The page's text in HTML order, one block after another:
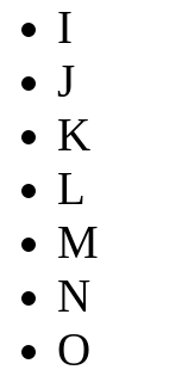
I
J
K
L
M
N
O